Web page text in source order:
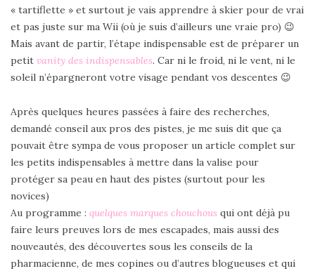
« tartiflette » et surtout je vais apprendre à skier pour de vrai
et pas juste sur ma Wii (où je suis d’ailleurs une vraie pro) 😉
Mais avant de partir, l’étape indispensable est de préparer un
petit vanity des indispensables. Car ni le froid, ni le vent, ni le
soleil n’épargneront votre visage pendant vos descentes 😉
Après quelques heures passées à faire des recherches,
demandé conseil aux pros des pistes, je me suis dit que ça
pouvait être sympa de vous proposer un article complet sur
les petits indispensables à mettre dans la valise pour
protéger sa peau en haut des pistes (surtout pour les
novices)
Au programme : quelques marques chouchous qui ont déjà pu
faire leurs preuves lors de mes escapades, mais aussi des
nouveautés, des découvertes sous les conseils de la
pharmacienne, de mes copines ou d’autres blogueuses et qui